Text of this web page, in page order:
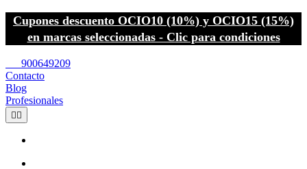
Cupones descuento OCIO10 (10%) y OCIO15 (15%)
en marcas seleccionadas - Clic para condiciones
900649209
Contacto
Blog
Profesionales
 